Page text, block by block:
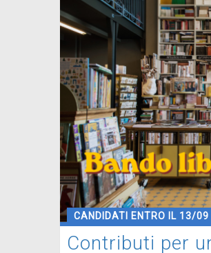
CANDIDATI ENTRO IL 13/09
Contributi per